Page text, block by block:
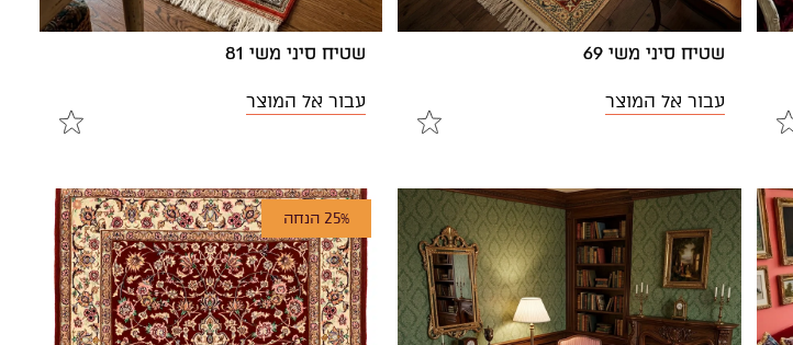
שטיח סיני משי 69
עבור אל המוצר
שטיח סיני משי 81
עבור אל המוצר
25% הנחה